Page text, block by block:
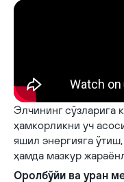
Элчининг сўзларига
ҳамкорликни уч
яшил энергияга
ҳамда мазкур
Оролбўйи ва уран